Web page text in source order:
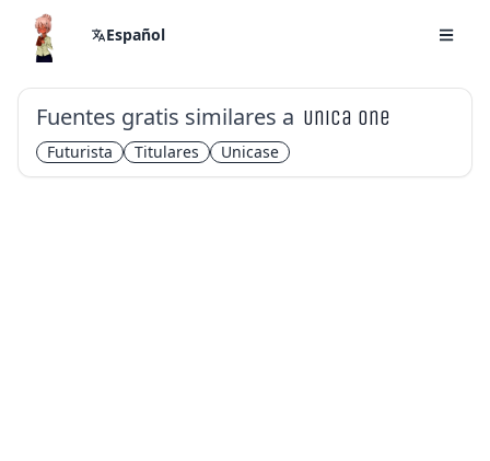
Español
Fuentes gratis similares a Unica One
Futurista Titulares Unicase